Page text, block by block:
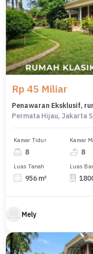
Rp 45 Miliar
Permata Hijau, Jakarta
Kamar Tidur
8
Kamar
8
Luas Tanah
956 m²
Luas
Mely